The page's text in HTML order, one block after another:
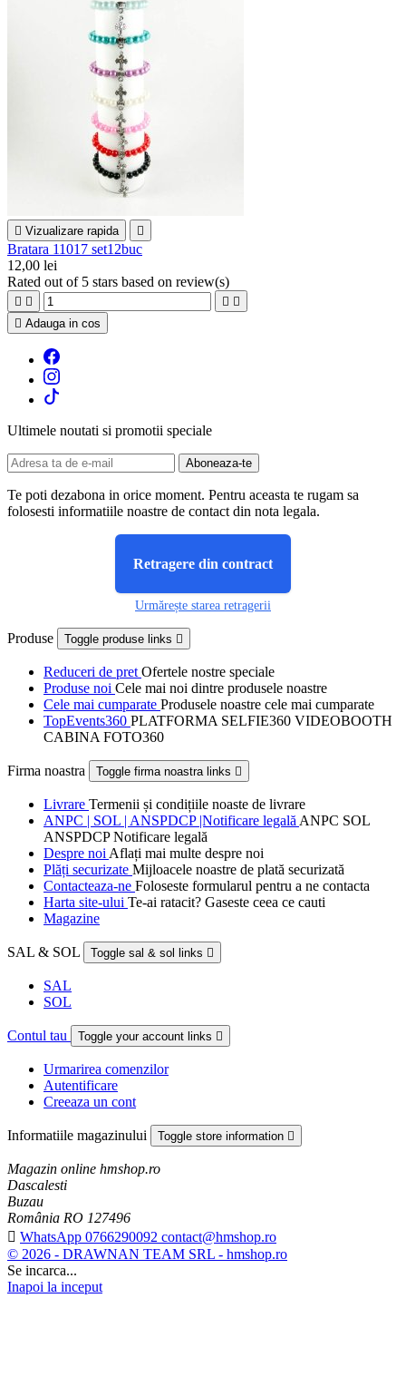
 Vizualizare rapida 
Bratara 11017 set12buc
12,00 lei
Rated out of 5 stars based on review(s)
   
 Adauga in cos
Ultimele noutati si promotii speciale
Te poti dezabona in orice moment. Pentru aceasta te rugam sa
folosesti informatiile noastre de contact din nota legala.
Retragere din contract
Urmărește starea retragerii
Produse Toggle produse links 
Reduceri de pret Ofertele nostre speciale
Produse noi Cele mai noi dintre produsele noastre
Cele mai cumparate Produsele noastre cele mai cumparate
TopEvents360 PLATFORMA SELFIE360 VIDEOBOOTH
CABINA FOTO360
Firma noastra Toggle firma noastra links 
Livrare Termenii și condițiile noaste de livrare
ANPC | SOL | ANSPDCP |Notificare legală ANPC SOL
ANSPDCP Notificare legală
Despre noi Aflați mai multe despre noi
Plăți securizate Mijloacele noastre de plată securizată
Contacteaza-ne Foloseste formularul pentru a ne contacta
Harta site-ului Te-ai ratacit? Gaseste ceea ce cauti
Magazine
SAL & SOL Toggle sal & sol links 
SAL
SOL
Contul tau Toggle your account links 
Urmarirea comenzilor
Autentificare
Creeaza un cont
Informatiile magazinului Toggle store information 
Magazin online hmshop.ro
Dascalesti
Buzau
România RO 127496
 WhatsApp 0766290092 contact@hmshop.ro
© 2026 - DRAWNAN TEAM SRL - hmshop.ro
Se incarca...
Inapoi la inceput